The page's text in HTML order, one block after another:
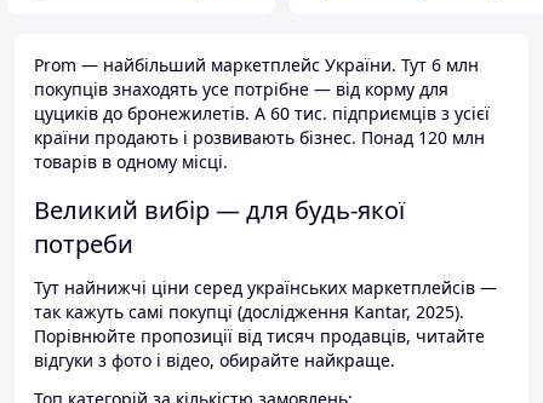
Prom — найбільший маркетплейс України. Тут 6 млн
покупців знаходять усе потрібне — від корму для
цуциків до бронежилетів. А 60 тис. підприємців з усієї
країни продають і розвивають бізнес. Понад 120 млн
товарів в одному місці.
Великий вибір — для будь-якої
потреби
Тут найнижчі ціни серед українських маркетплейсів —
так кажуть самі покупці (дослідження Kantar, 2025).
Порівнюйте пропозиції від тисяч продавців, читайте
відгуки з фото і відео, обирайте найкраще.